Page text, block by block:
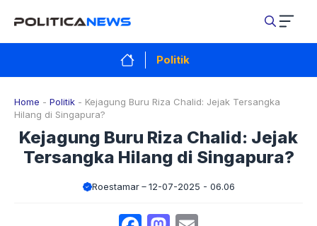
isi
Politik
Home - Politik - Kejagung Buru Riza Chalid: Jejak Tersangka
Hilang di Singapura?
Kejagung Buru Riza Chalid: Jejak
Tersangka Hilang di Singapura?
Roestamar 12-07-2025 - 06.06